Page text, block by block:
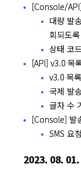
[Console/
대량 발
회되도
상태 코
[API] v3.0 목
v3.0 목
국제 발
글자 수
[Console] 발
SMS 요
2023. 08. 01.